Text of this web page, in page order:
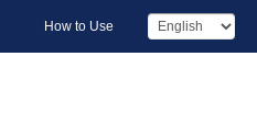
How to Use